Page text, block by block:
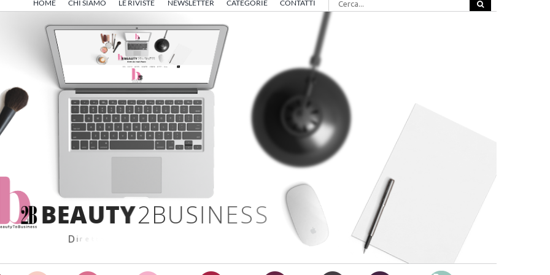
HOME CHI SIAMO LE RIVISTE NEWSLETTER CATEGORIE CONTATTI
per:
BEAUTY2BUSINESS
Dir e